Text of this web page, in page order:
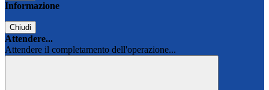
Informazione
Chiudi
Attendere...
Attendere il completamento dell'operazione...